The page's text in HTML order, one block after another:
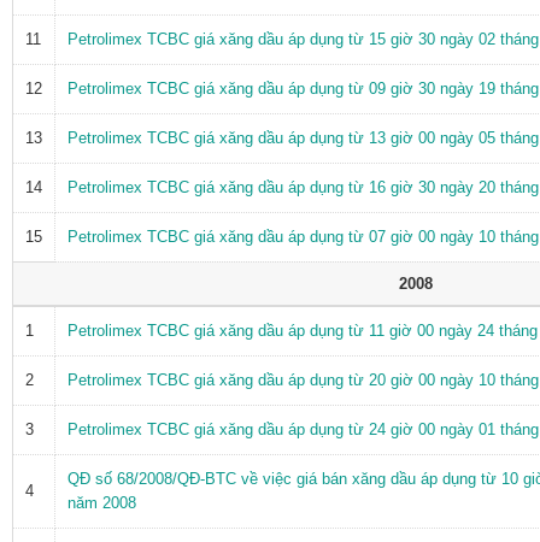
11 Petrolimex TCBC giá xăng dầu áp dụng từ 15 giờ 30 ngày 02
12 Petrolimex TCBC giá xăng dầu áp dụng từ 09 giờ 30 ngày 19
13 Petrolimex TCBC giá xăng dầu áp dụng từ 13 giờ 00 ngày 05
14 Petrolimex TCBC giá xăng dầu áp dụng từ 16 giờ 30 ngày 20
15 Petrolimex TCBC giá xăng dầu áp dụng từ 07 giờ 00 ngày 10
2008
1 Petrolimex TCBC giá xăng dầu áp dụng từ 11 giờ 00 ngày 24
2 Petrolimex TCBC giá xăng dầu áp dụng từ 20 giờ 00 ngày 10
3 Petrolimex TCBC giá xăng dầu áp dụng từ 24 giờ 00 ngày 01
4
QĐ số 68/2008/QĐ-BTC về việc giá bán xăng dầu áp dụng từ 10
năm 2008